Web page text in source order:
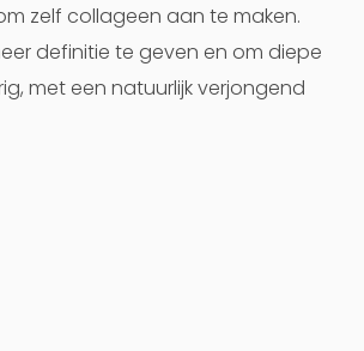
zelf collageen aan te maken.
definitie te geven en om diepe
met een natuurlijk verjongend